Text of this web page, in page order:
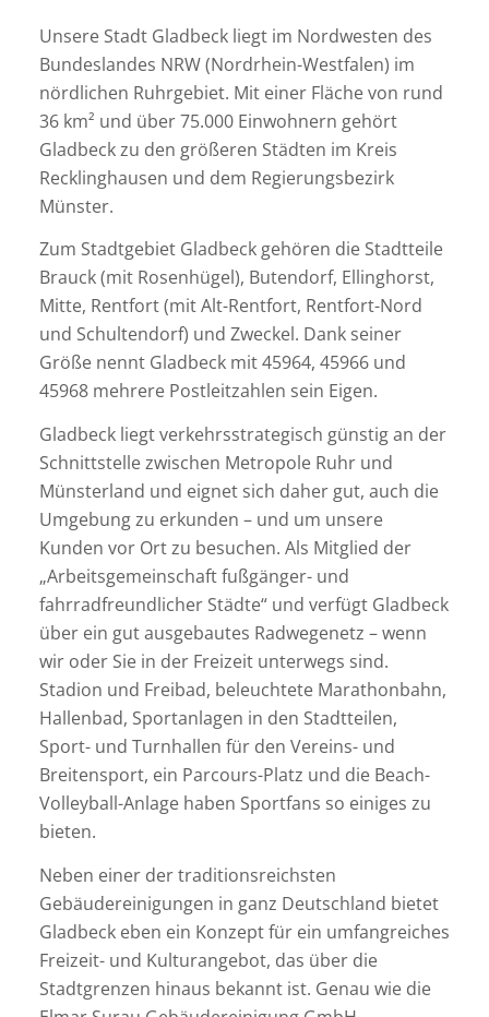
Unsere Stadt Gladbeck liegt im Nordwesten des
Bundeslandes NRW (Nordrhein-Westfalen) im
nördlichen Ruhrgebiet. Mit einer Fläche von rund
36 km² und über 75.000 Einwohnern gehört
Gladbeck zu den größeren Städten im Kreis
Recklinghausen und dem Regierungsbezirk
Münster.
Zum Stadtgebiet Gladbeck gehören die Stadtteile
Brauck (mit Rosenhügel), Butendorf, Ellinghorst,
Mitte, Rentfort (mit Alt-Rentfort, Rentfort-Nord
und Schultendorf) und Zweckel. Dank seiner
Größe nennt Gladbeck mit 45964, 45966 und
45968 mehrere Postleitzahlen sein Eigen.
Gladbeck liegt verkehrsstrategisch günstig an der
Schnittstelle zwischen Metropole Ruhr und
Münsterland und eignet sich daher gut, auch die
Umgebung zu erkunden – und um unsere
Kunden vor Ort zu besuchen. Als Mitglied der
„Arbeitsgemeinschaft fußgänger- und
fahrradfreundlicher Städte“ und verfügt Gladbeck
über ein gut ausgebautes Radwegenetz – wenn
wir oder Sie in der Freizeit unterwegs sind.
Stadion und Freibad, beleuchtete Marathonbahn,
Hallenbad, Sportanlagen in den Stadtteilen,
Sport- und Turnhallen für den Vereins- und
Breitensport, ein Parcours-Platz und die Beach-
Volleyball-Anlage haben Sportfans so einiges zu
bieten.
Neben einer der traditionsreichsten
Gebäudereinigungen in ganz Deutschland bietet
Gladbeck eben ein Konzept für ein umfangreiches
Freizeit- und Kulturangebot, das über die
Stadtgrenzen hinaus bekannt ist. Genau wie die